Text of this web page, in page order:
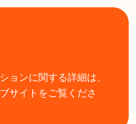
ョンに関する詳細は、
サイトをご覧くださ